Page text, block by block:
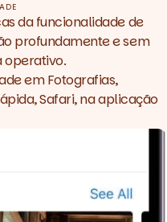
da funcionalidade de
profundamente e sem
operativo.
em Fotografias,
Safari, na aplicação